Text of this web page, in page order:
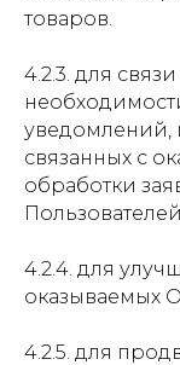
товаров.
4.2.3. для
уведомлений,
связанных с
обработки
4.2.4. для
оказываемых
4.2.5. для